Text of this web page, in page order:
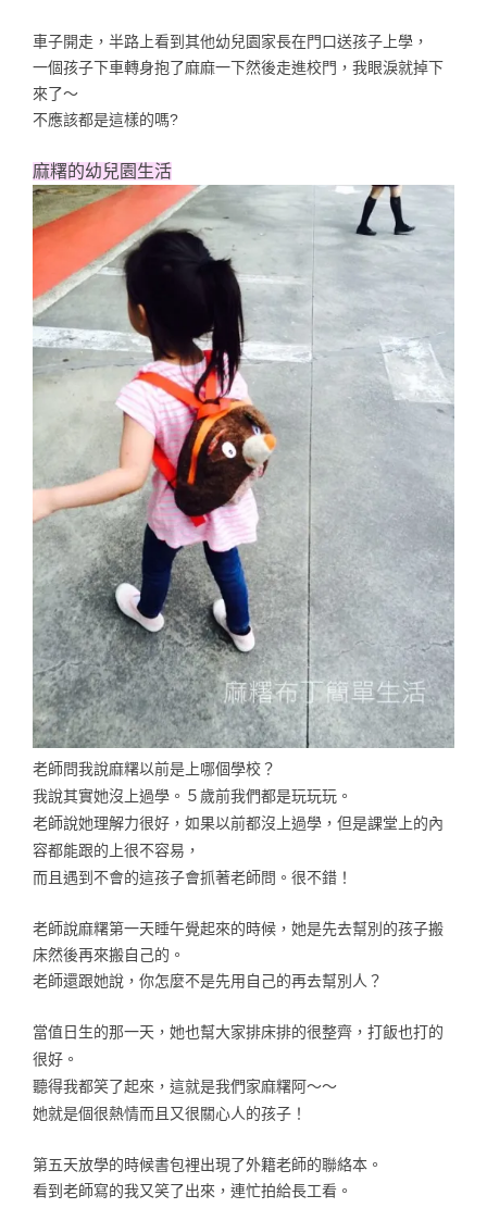
車子開走，半路上看到其他幼兒園家長在門口送孩子上學，
一個孩子下車轉身抱了麻麻一下然後走進校門，我眼淚就掉下
來了～
不應該都是這樣的嗎?
麻糬的幼兒園生活
老師問我說麻糬以前是上哪個學校？
我說其實她沒上過學。５歲前我們都是玩玩玩。
老師說她理解力很好，如果以前都沒上過學，但是課堂上的內
容都能跟的上很不容易，
而且遇到不會的這孩子會抓著老師問。很不錯！
老師說麻糬第一天睡午覺起來的時候，她是先去幫別的孩子搬
床然後再來搬自己的。
老師還跟她說，你怎麼不是先用自己的再去幫別人？
當值日生的那一天，她也幫大家排床排的很整齊，打飯也打的
很好。
聽得我都笑了起來，這就是我們家麻糬阿～～
她就是個很熱情而且又很關心人的孩子！
第五天放學的時候書包裡出現了外籍老師的聯絡本。
看到老師寫的我又笑了出來，連忙拍給長工看。